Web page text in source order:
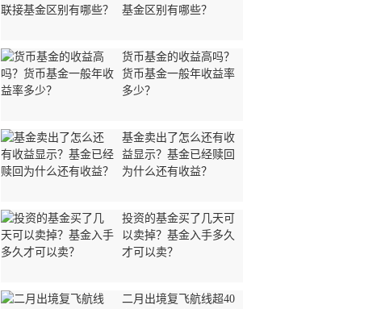
基金区别有哪些？
货币基金的收益高吗？
货币基金一般年收益率
多少？
基金卖出了怎么还有收
益显示？基金已经赎回
为什么还有收益？
投资的基金买了几天可
以卖掉？基金入手多久
才可以卖？
二月出境复飞航线超40